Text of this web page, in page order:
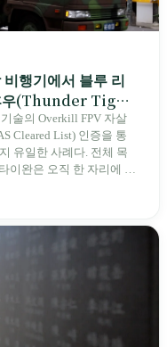
행기에서 블루 리
우(Thunder Tiger)
술의 Overkill FPV 자살
Cleared List) 인증을 통
유일한 사례다. 전체 목
이완은 오직 한 자리에 불
원 4명이 《타이완을 위
국 스스로가 입법을 통해
46년간 원격 조종 장난감
두 번째 공장을 건설할